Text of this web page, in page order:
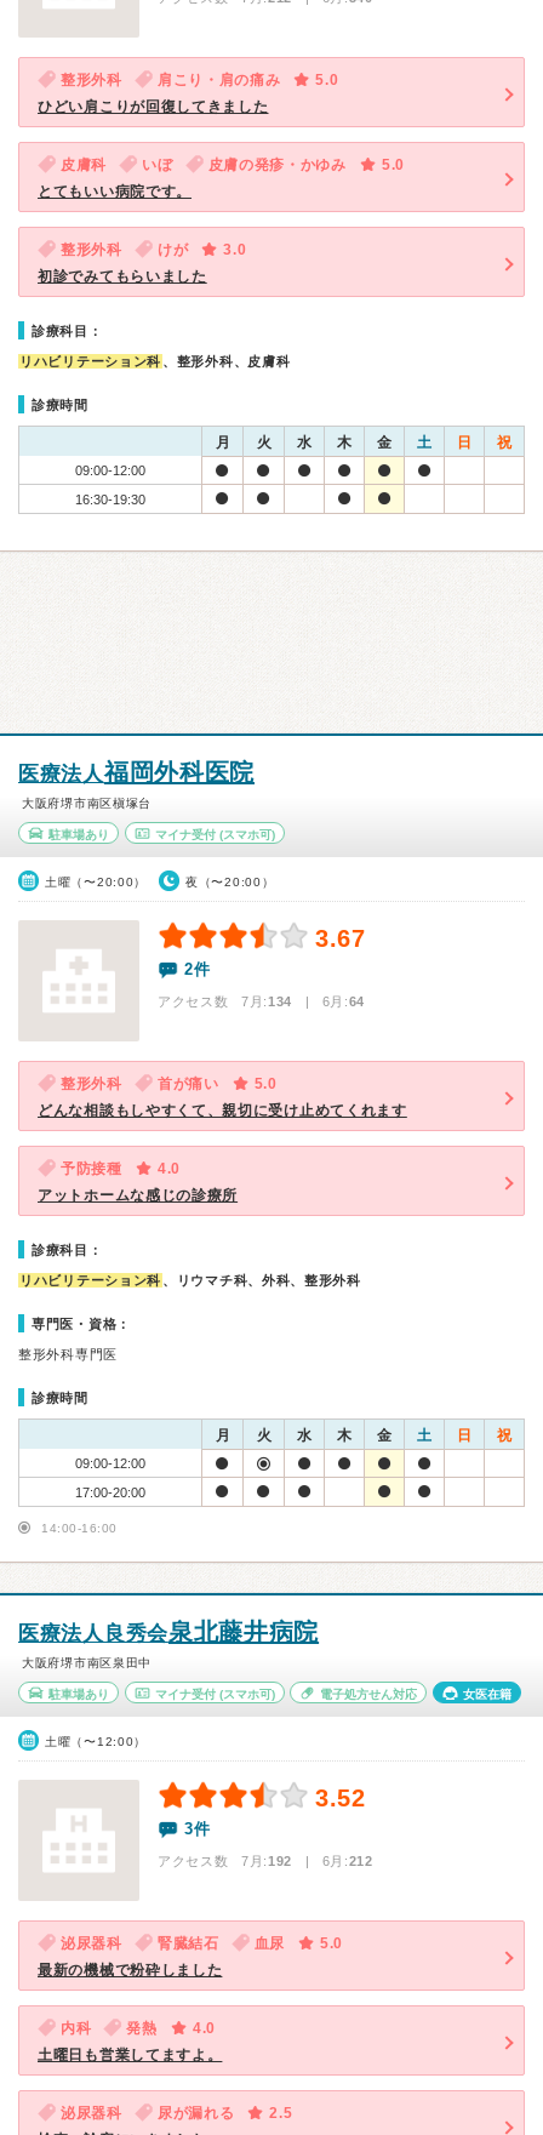
整形外科 肩こり・肩の痛み
5.0
ひどい肩こりが回復してきました
皮膚科 いぼ 皮膚の発疹・かゆみ
5.0
とてもいい病院です。
整形外科 けが
3.0
初診でみてもらいました
診療科目：
リハビリテーション科 、整形外科、皮膚科
診療時間
月 火 水 木 金 土 日 祝
09:00-12:00
16:30-19:30
医療法人福岡外科医院
大阪府堺市南区槇塚台
駐車場あり マイナ受付(スマホ可)
土曜（〜20:00） 夜（〜20:00）
3.67
2件
アクセス数 7月:134 | 6月:64
整形外科 首が痛い
5.0
どんな相談もしやすくて、親切に受け止めてくれます
予防接種
4.0
アットホームな感じの診療所
診療科目：
リハビリテーション科 、リウマチ科、外科、整形外科
専門医・資格：
整形外科専門医
診療時間
月 火 水 木 金 土 日 祝
09:00-12:00
17:00-20:00
14:00-16:00
医療法人良秀会泉北藤井病院
大阪府堺市南区泉田中
駐車場あり マイナ受付(スマホ可) 電子処方せん対応 女医在籍
土曜（〜12:00）
3.52
3件
アクセス数 7月:192 | 6月:212
泌尿器科 腎臓結石 血尿
5.0
最新の機械で粉砕しました
内科 発熱
4.0
土曜日も営業してますよ。
泌尿器科 尿が漏れる
2.5